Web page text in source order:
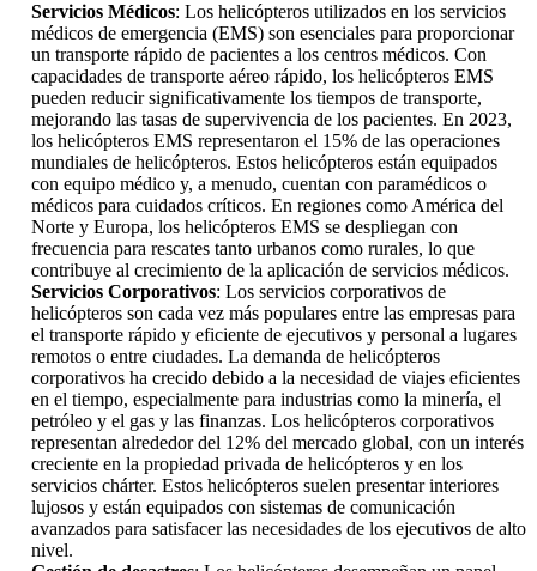
Servicios Médicos: Los helicópteros utilizados en los servicios
médicos de emergencia (EMS) son esenciales para proporcionar
un transporte rápido de pacientes a los centros médicos. Con
capacidades de transporte aéreo rápido, los helicópteros EMS
pueden reducir significativamente los tiempos de transporte,
mejorando las tasas de supervivencia de los pacientes. En 2023,
los helicópteros EMS representaron el 15% de las operaciones
mundiales de helicópteros. Estos helicópteros están equipados
con equipo médico y, a menudo, cuentan con paramédicos o
médicos para cuidados críticos. En regiones como América del
Norte y Europa, los helicópteros EMS se despliegan con
frecuencia para rescates tanto urbanos como rurales, lo que
contribuye al crecimiento de la aplicación de servicios médicos.
Servicios Corporativos: Los servicios corporativos de
helicópteros son cada vez más populares entre las empresas para
el transporte rápido y eficiente de ejecutivos y personal a lugares
remotos o entre ciudades. La demanda de helicópteros
corporativos ha crecido debido a la necesidad de viajes eficientes
en el tiempo, especialmente para industrias como la minería, el
petróleo y el gas y las finanzas. Los helicópteros corporativos
representan alrededor del 12% del mercado global, con un interés
creciente en la propiedad privada de helicópteros y en los
servicios chárter. Estos helicópteros suelen presentar interiores
lujosos y están equipados con sistemas de comunicación
avanzados para satisfacer las necesidades de los ejecutivos de alto
nivel.